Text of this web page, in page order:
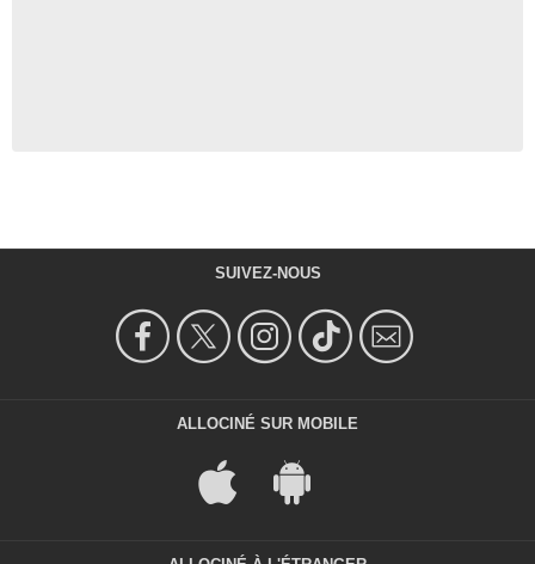
SUIVEZ-NOUS
ALLOCINÉ SUR MOBILE